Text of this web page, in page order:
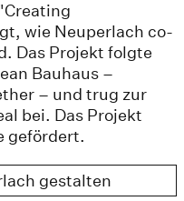
wie Neuperlach co-
Das Projekt folgte
Bauhaus –
– und trug zur
bei. Das Projekt
gefördert.
gestalten